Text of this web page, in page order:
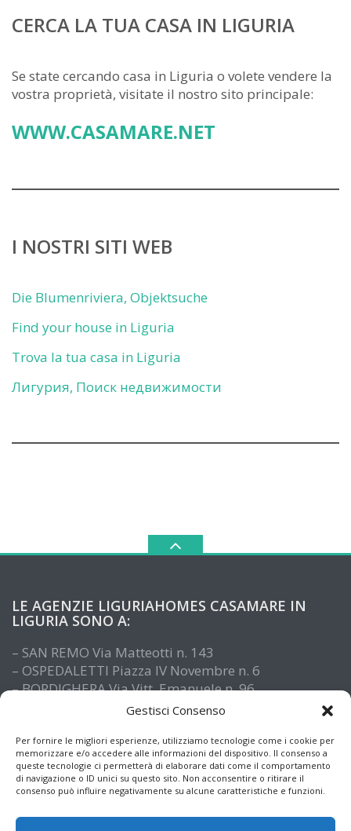
Gestisci Consenso
Per fornire le migliori esperienze, utilizziamo tecnologie come i cookie per
memorizzare e/o accedere alle informazioni del dispositivo. Il consenso a
queste tecnologie ci permetterà di elaborare dati come il comportamento
di navigazione o ID unici su questo sito. Non acconsentire o ritirare il
consenso può influire negativamente su alcune caratteristiche e funzioni.
CERCA LA TUA CASA IN LIGURIA
Se state cercando casa in Liguria o volete vendere la
vostra proprietà, visitate il nostro sito principale:
WWW.CASAMARE.NET
I NOSTRI SITI WEB
Die Blumenriviera, Objektsuche
Find your house in Liguria
Trova la tua casa in Liguria
Лигурия, Поиск недвижимости
LE AGENZIE LIGURIAHOMES CASAMARE IN
LIGURIA SONO A:
– SAN REMO Via Matteotti n. 143
– OSPEDALETTI Piazza IV Novembre n. 6
– BORDIGHERA Via Vitt. Emanuele n. 96
– IMPERIA Piazza De Amicis n. 15
– ALASSIO Via XX Settembre n. 61